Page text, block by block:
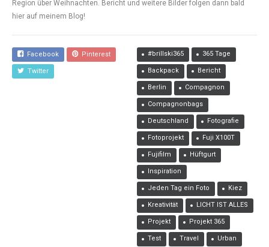
Region über Weihnachten. Bericht und weitere Bilder folgen dann bald
hier auf meinem Blog!
Facebook Pinterest
Twitter
#brillski365 365 Tage
Backpack Bericht
Berlin Compagnon
Compagnonbags
Deutschland Fotografie
Fotoprojekt Fuji X100T
Fujifilm Hüftgurt
Inspiration
Jeden Tag ein Foto Kiez
Kreativität LICHT IST ALLES
Projekt Projekt 365
Test Travel Urban